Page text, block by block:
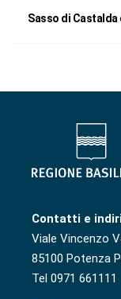
Sasso di
Contatti e
Viale Vincenzo
85100 Potenza
Tel 0971 661111